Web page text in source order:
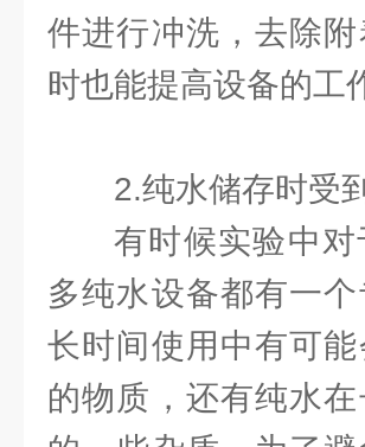
件进行冲洗，去除
时也能提高设备的工
2.纯水储存时受
有时候实验中
多纯水设备都有一
长时间使用中有可
的物质，还有纯水